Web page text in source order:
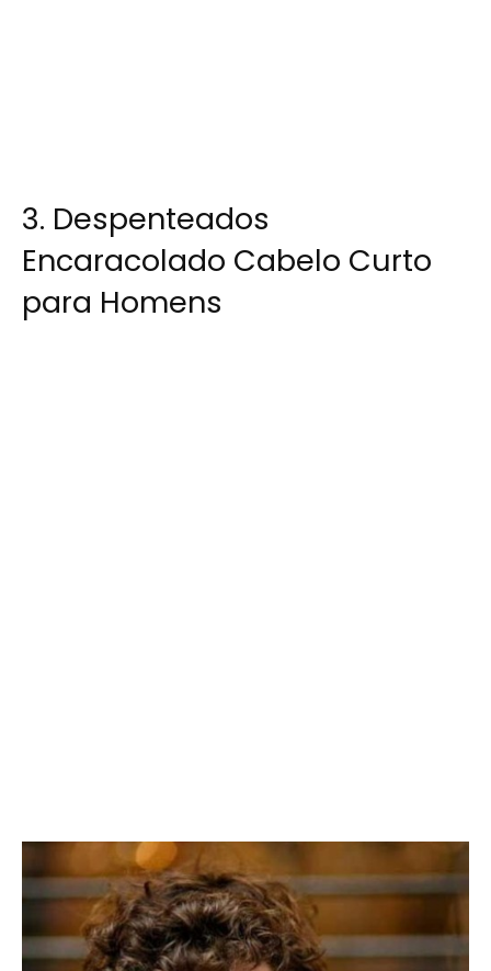
3. Despenteados
Encaracolado Cabelo Curto
para Homens